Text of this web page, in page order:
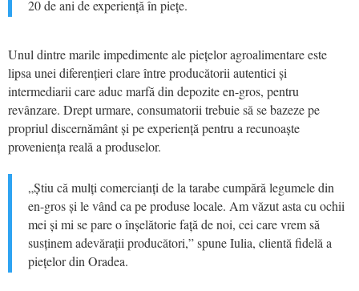
20 de ani de experiență în piețe.
Unul dintre marile impedimente ale piețelor agroalimentare este
lipsa unei diferențieri clare între producătorii autentici și
intermediarii care aduc marfă din depozite en-gros, pentru
revânzare. Drept urmare, consumatorii trebuie să se bazeze pe
propriul discernământ și pe experiență pentru a recunoaște
proveniența reală a produselor.
„Știu că mulți comercianți de la tarabe cumpără legumele din
en-gros și le vând ca pe produse locale. Am văzut asta cu ochii
mei și mi se pare o înșelătorie față de noi, cei care vrem să
susținem adevărații producători,” spune Iulia, clientă fidelă a
piețelor din Oradea.